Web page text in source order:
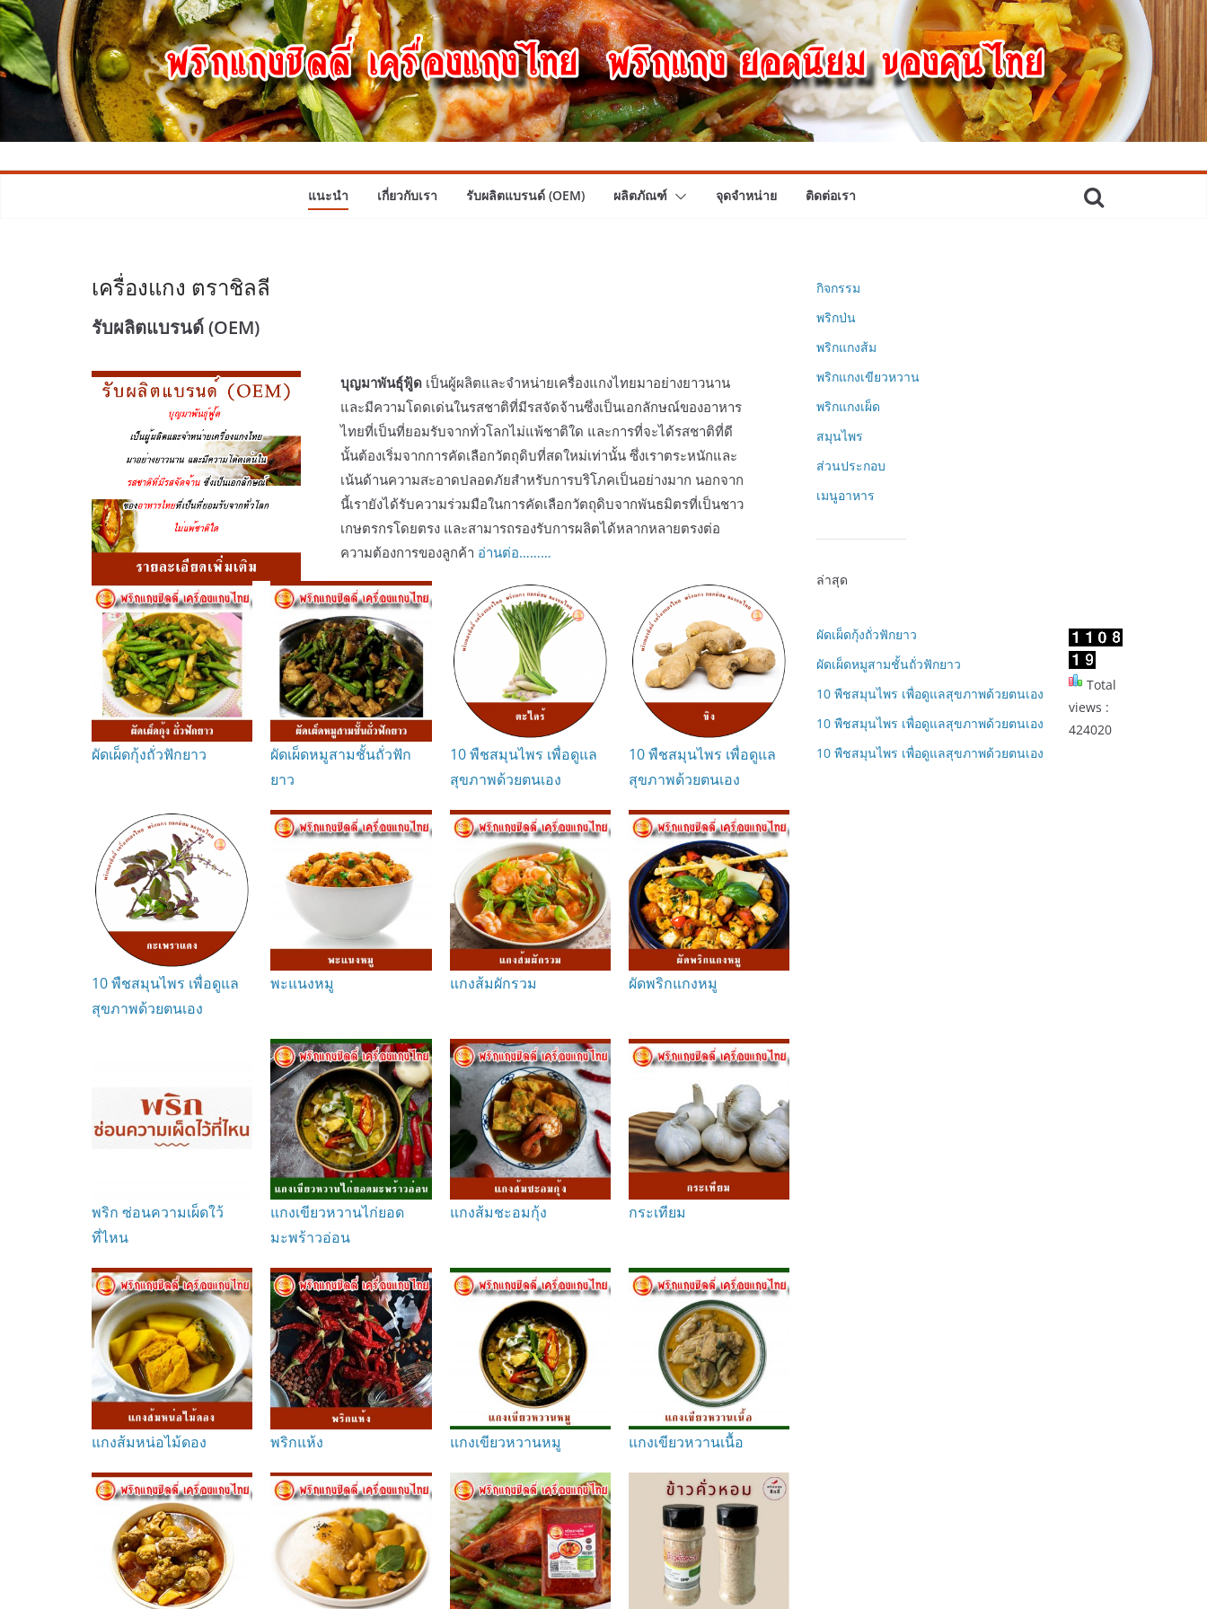
แนะนำ เกี่ยวกับเรา รับผลิตแบรนด์ (OEM) ผลิตภัณฑ์ จุดจำหน่าย ติดต่อเรา
เครื่องแกง ตราชิลลี
รับผลิตแบรนด์ (OEM)
บุญมาพันธุ์ฟู้ดเป็นผู้ผลิตและจำหน่ายเครื่องแกงไทยมาอย่างยาวนาน
และมีความโดดเด่นในรสชาติที่มีรสจัดจ้านซึ่งเป็นเอกลักษณ์ของอาหาร
ไทยที่เป็นที่ยอมรับจากทั่วโลกไม่แพ้ชาติใด และการที่จะได้รสชาติที่ดี
นั้นต้องเริ่มจากการคัดเลือกวัตถุดิบที่สดใหม่เท่านั้น ซึ่งเราตระหนักและ
เน้นด้านความสะอาดปลอดภัยสำหรับการบริโภคเป็นอย่างมาก นอกจาก
นี้เรายังได้รับความร่วมมือในการคัดเลือกวัตถุดิบจากพันธมิตรที่เป็นชาว
เกษตรกรโดยตรง และสามารถรองรับการผลิตได้หลากหลายตรงต่อ
ความต้องการของลูกค้า อ่านต่อ………
ผัดเผ็ดกุ้งถั่วฟักยาว
ผัดเผ็ดหมูสามชั้นถั่วฟัก
ยาว
10 พืชสมุนไพร เพื่อดูแล
สุขภาพด้วยตนเอง
10 พืชสมุนไพร เพื่อดูแล
สุขภาพด้วยตนเอง
10 พืชสมุนไพร เพื่อดูแล
สุขภาพด้วยตนเอง
พะแนงหมู แกงส้มผักรวม ผัดพริกแกงหมู
พริก ซ่อนความเผ็ดใว้
ที่ไหน
แกงเขียวหวานไก่ยอด
มะพร้าวอ่อน
แกงส้มชะอมกุ้ง กระเทียม
แกงส้มหน่อไม้ดอง พริกแห้ง แกงเขียวหวานหมู แกงเขียวหวานเนื้อ
กิจกรรม
พริกป่น
พริกแกงส้ม
พริกแกงเขียวหวาน
พริกแกงเผ็ด
สมุนไพร
ส่วนประกอบ
เมนูอาหาร
ล่าสุด
ผัดเผ็ดกุ้งถั่วฟักยาว
ผัดเผ็ดหมูสามชั้นถั่วฟักยาว
10 พืชสมุนไพร เพื่อดูแลสุขภาพด้วยตนเอง
10 พืชสมุนไพร เพื่อดูแลสุขภาพด้วยตนเอง
10 พืชสมุนไพร เพื่อดูแลสุขภาพด้วยตนเอง
Total
views :
424020